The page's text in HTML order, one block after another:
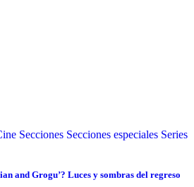
Secciones Secciones especiales Series
and Grogu’? Luces y sombras del regreso